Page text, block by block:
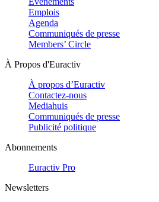
Emplois
Agenda
Communiqués de presse
Members’ Circle
À Propos d'Euractiv
À propos d’Euractiv
Contactez-nous
Mediahuis
Communiqués de presse
Publicité politique
Abonnements
Euractiv Pro
Newsletters